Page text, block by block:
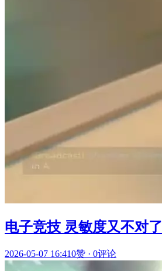
电子竞技 灵敏度又不对了
2026-05-07 16:410赞 · 0评论